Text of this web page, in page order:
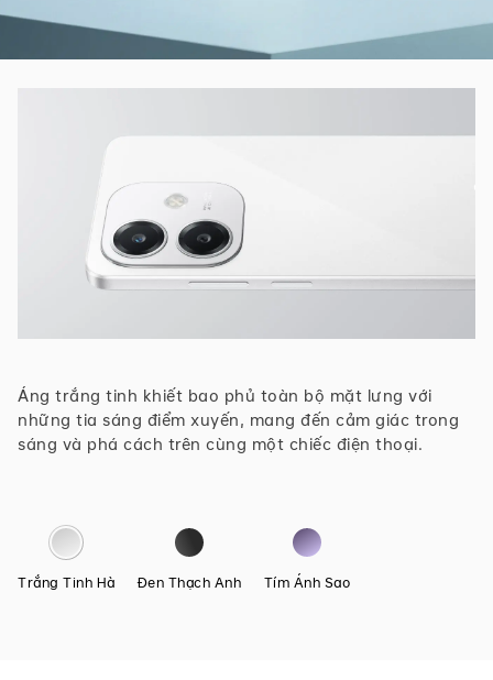
Áng trắng tinh khiết bao phủ toàn bộ mặt lưng với
những tia sáng điểm xuyến, mang đến cảm giác trong
sáng và phá cách trên cùng một chiếc điện thoại.
Trắng Tinh Hà Đen Thạch Anh Tím Ánh Sao